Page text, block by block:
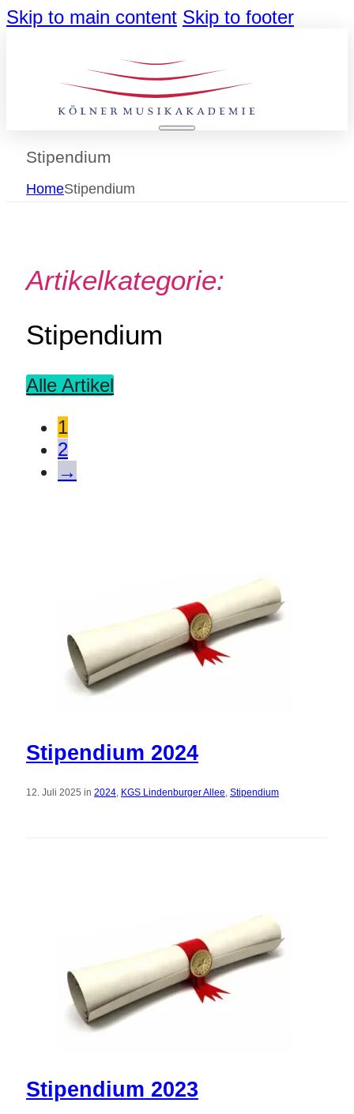
Skip to main content Skip to footer
Stipendium
HomeStipendium
Artikelkategorie:
Stipendium
Alle Artikel
1
2
→
Stipendium 2024
12. Juli 2025 in 2024, KGS Lindenburger Allee, Stipendium
Stipendium 2023